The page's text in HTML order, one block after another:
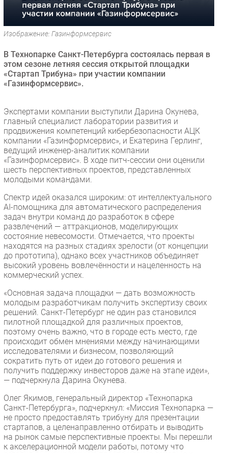
Безопасность
Инновации
Гаджеты
Здоровье
Новости
Аналитика
Интервью
Мероприятия
Проекты
IT класс
Тестовый стенд
Каталог компаний
Изображение: Газинформсервис
В Технопарке Санкт-Петербурга состоялась первая в
этом сезоне летняя сессия открытой площадки
«Стартап Трибуна» при участии компании
«Газинформсервис».
Экспертами компании выступили Дарина Окунева,
главный специалист лаборатории развития и
продвижения компетенций кибербезопасности АЦК
компании «Газинформсервис», и Екатерина Герлинг,
ведущий инженер-аналитик компании
«Газинформсервис». В ходе питч-сессии они оценили
шесть перспективных проектов, представленных
молодыми командами.
Спектр идей оказался широким: от интеллектуального
AI-помощника для автоматического распределения
задач внутри команд до разработок в сфере
развлечений — аттракционов, моделирующих
состояние невесомости. Отмечается, что проекты
находятся на разных стадиях зрелости (от концепции
до прототипа), однако всех участников объединяет
высокий уровень вовлечённости и нацеленность на
коммерческий успех.
«Основная задача площадки — дать возможность
молодым разработчикам получить экспертизу своих
решений. Санкт-Петербург не один раз становился
пилотной площадкой для различных проектов,
поэтому очень важно, что в городе есть место, где
происходит обмен мнениями между начинающими
исследователями и бизнесом, позволяющий
сократить путь от идеи до готового решения и
получить поддержку инвесторов даже на этапе идеи»,
— подчеркнула Дарина Окунева.
Олег Якимов, генеральный директор «Технопарка
Санкт-Петербурга», подчеркнул: «Миссия Технопарка —
не просто предоставлять трибуну для презентации
стартапов, а целенаправленно отбирать и выводить
на рынок самые перспективные проекты. Мы перешли
к акселерационной модели работы, потому что